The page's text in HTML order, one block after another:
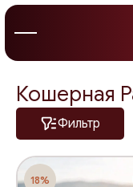
Кошерная
Фильтр
18%